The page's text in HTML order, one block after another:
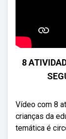
8
Vídeo com 8
crianças da
temática é